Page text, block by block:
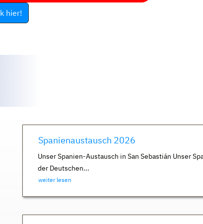
hier!
Spanienaustausch 2026
Unser Spanien-Austausch in San Sebastián Unser
der Deutschen...
weiter lesen